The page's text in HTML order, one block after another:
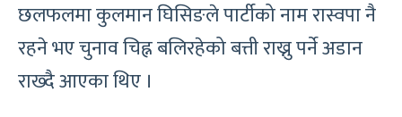
छलफलमा कुलमान घिसिङले पार्टीको नाम रास्वपा नै
रहने भए चुनाव चिह्न बलिरहेको बत्ती राख्नु पर्ने अडान
राख्दै आएका थिए ।